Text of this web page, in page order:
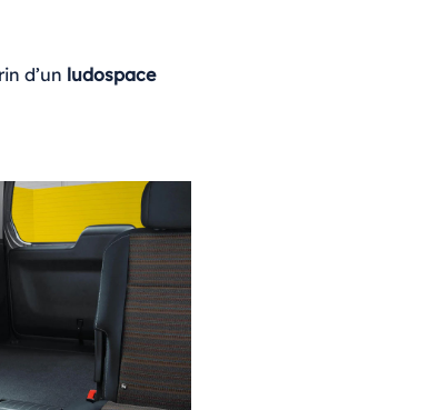
d’un ludospace